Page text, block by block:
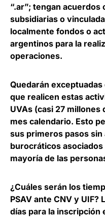
“.ar”; tengan acuerdos
subsidiarias o
localmente fondos o
argentinos para la
operaciones.
Quedarán exceptuadas
que realicen estas
UVAs (casi 27 millones
mes calendario. Esto
sus primeros pasos
burocráticos
mayoría de las
¿Cuáles serán los
PSAV ante CNV y UIF?
días para la inscripción